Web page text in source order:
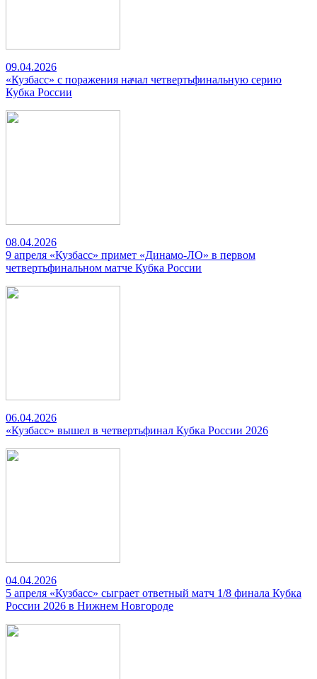
09.04.2026
«Кузбасс» с поражения начал четвертьфинальную серию
Кубка России
08.04.2026
9 апреля «Кузбасс» примет «Динамо-ЛО» в первом
четвертьфинальном матче Кубка России
06.04.2026
«Кузбасс» вышел в четвертьфинал Кубка России 2026
04.04.2026
5 апреля «Кузбасс» сыграет ответный матч 1/8 финала Кубка
России 2026 в Нижнем Новгороде